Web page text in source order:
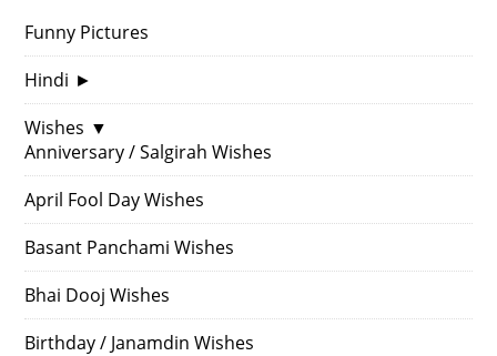
Funny Pictures
Hindi ►
Wishes ▼
Anniversary / Salgirah Wishes
April Fool Day Wishes
Basant Panchami Wishes
Bhai Dooj Wishes
Birthday / Janamdin Wishes